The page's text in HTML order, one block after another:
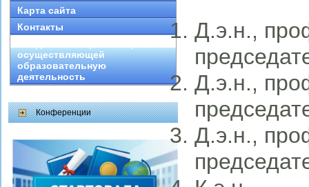
Карта сайта
Контакты
осуществляющей
образовательную
деятельность
Конференции
Д.э.н.,
Д.э.н.,
Д.э.н.,